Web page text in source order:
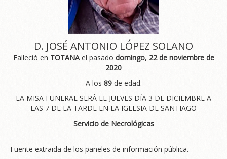
D. JOSÉ ANTONIO LÓPEZ SOLANO
Falleció en TOTANAel pasado domingo, 22 de noviembre de
2020
A los 89de edad.
LA MISA FUNERAL SERÁ EL JUEVES DÍA 3 DE DICIEMBRE A
LAS 7 DE LA TARDE EN LA IGLESIA DE SANTIAGO
Servicio de Necrológicas
Fuente extraida de los paneles de información pública.